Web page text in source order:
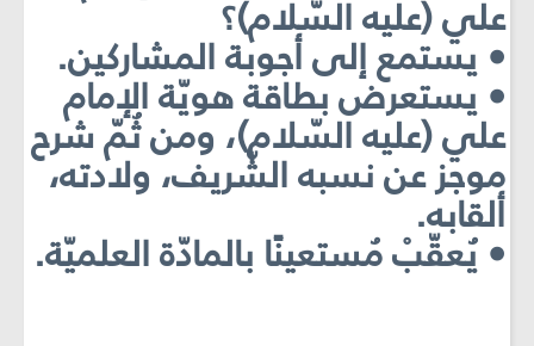
علي (عليه السّلام)؟
• يستمع إلى أجوبة المشاركين.
• يستعرض بطاقة هويّة الإمام
علي (عليه السّلام)، ومن ثُمّ شرح
موجز عن نسبه الشّريف، ولادته،
ألقابه.
• يُعقّبْ مُستعينًا بالمادّة العلميّة.